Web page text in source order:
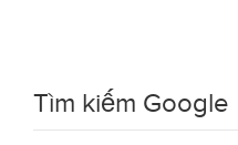
Tìm kiếm Google